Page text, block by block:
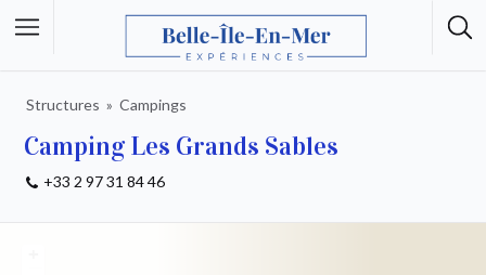
Structures Campings
Camping Les Grands Sables
+33 2 97 31 84 46